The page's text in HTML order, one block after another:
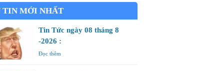
TIN MỚI NHẤT
Tin Tức ngày 08 tháng 8
-2026 :
Đọc thêm